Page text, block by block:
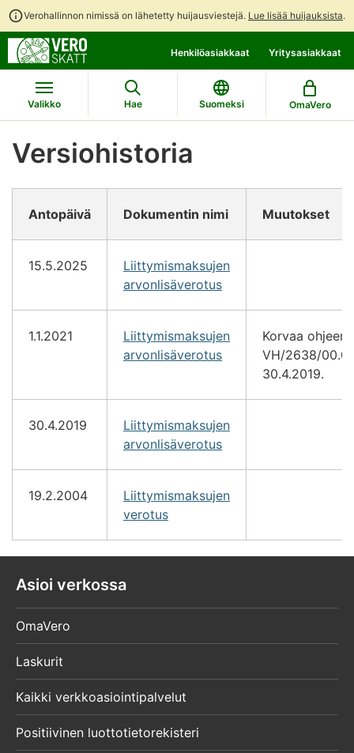
Verohallinnon nimissä on lähetetty huijausviestejä. Lue lisää huijauksista.
suoraan
sisältöön
koko
sivuston
hakuun
Henkilöasiakkaat Yritysasiakkaat
Valikko Hae Suomeksi OmaVero
Versiohistoria
Antopäivä Dokumentin nimi Muutokset
15.5.2025
Liittymismaksujen
arvonlisäverotus
1.1.2021
Liittymismaksujen
arvonlisäverotus
Korvaa ohjeen
VH/2638/
30.4.2019.
30.4.2019
Liittymismaksujen
arvonlisäverotus
19.2.2004
Liittymismaksujen
verotus
Asioi verkossa
OmaVero
Laskurit
Kaikki verkkoasiointipalvelut
Positiivinen luottotietorekisteri